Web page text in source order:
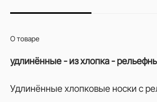
О товаре
удлинённые - из хлопка -
Удлинённые хлопковые носки с